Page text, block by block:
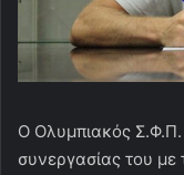
Ο Ολυμπιακός
συνεργασίας του με